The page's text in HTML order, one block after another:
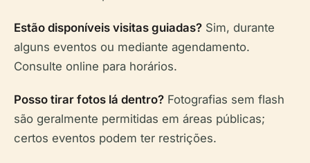
Estão disponíveis visitas guiadas? Sim, durante
alguns eventos ou mediante agendamento.
Consulte online para horários.
Posso tirar fotos lá dentro? Fotografias sem flash
são geralmente permitidas em áreas públicas;
certos eventos podem ter restrições.